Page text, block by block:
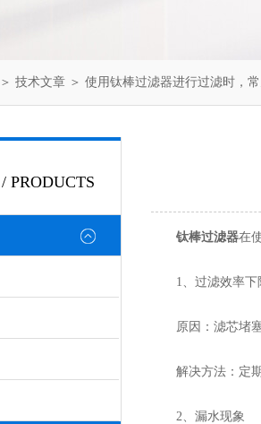
＞ 技术文章 ＞ 使用钛棒过滤器进行过滤时，
/ PRODUCTS
钛棒过滤器在
1、过滤效率下
原因：滤芯堵塞
解决方法：定期
2、漏水现象